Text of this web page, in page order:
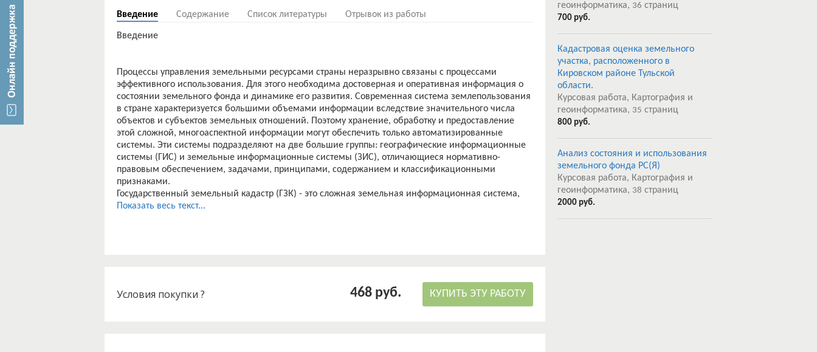
Введение Содержание Список литературы Отрывок из работы
Введение
Процессы управления земельными ресурсами страны неразрывно связаны с процессами
эффективного использования. Для этого необходима достоверная и оперативная информация о
состоянии земельного фонда и динамике его развития. Современная система землепользования
в стране характеризуется большими объемами информации вследствие значительного числа
объектов и субъектов земельных отношений. Поэтому хранение, обработку и предоставление
этой сложной, многоаспектной информации могут обеспечить только автоматизированные
системы. Эти системы подразделяют на две большие группы: географические информационные
системы (ГИС) и земельные информационные системы (ЗИС), отличающиеся нормативно-
правовым обеспечением, задачами, принципами, содержанием и классификационными
признаками.
Государственный земельный кадастр (ГЗК) - это сложная земельная информационная система,
решающая разнообразные задачи в области земельных отношений на всех административно-
Показать весь текст...
Условия покупки ? 468 руб. КУПИТЬ ЭТУ РАБОТУ
геоинформатика, 36 страниц
700 руб.
Кадастровая оценка земельного
участка, расположенного в
Кировском районе Тульской
области.
Курсовая работа, Картография и
геоинформатика, 35 страниц
800 руб.
Анализ состояния и использования
земельного фонда РС(Я)
Курсовая работа, Картография и
геоинформатика, 38 страниц
2000 руб.